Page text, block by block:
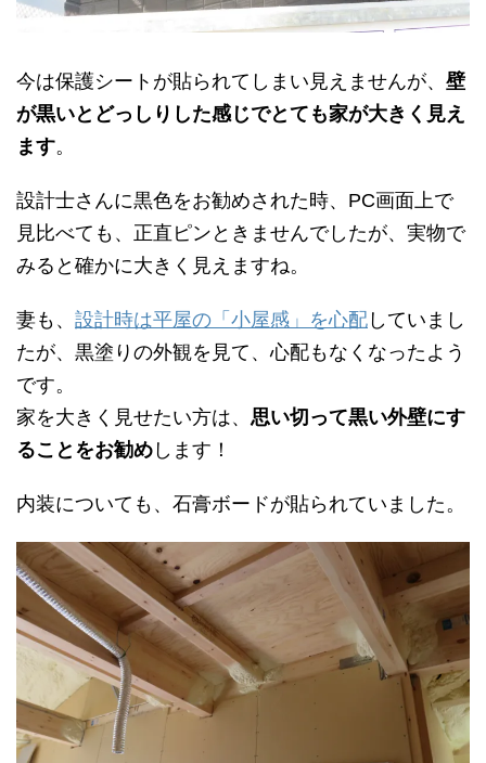
今は保護シートが貼られてしまい見えませんが、 壁
が黒いとどっしりした感じでとても家が大きく見え
ます。
設計士さんに黒色をお勧めされた時、 PC画面上で
見比べても、正直ピンときませんでしたが、実物で
みると確かに大きく見えますね。
妻も、 設計時は平屋の「小屋感」を心配 していまし
たが、黒塗りの外観を見て、心配もなくなったよう
です。
家を大きく見せたい方は、 思い切って黒い外壁にす
ることをお勧め します！
内装についても、石膏ボードが貼られていました。